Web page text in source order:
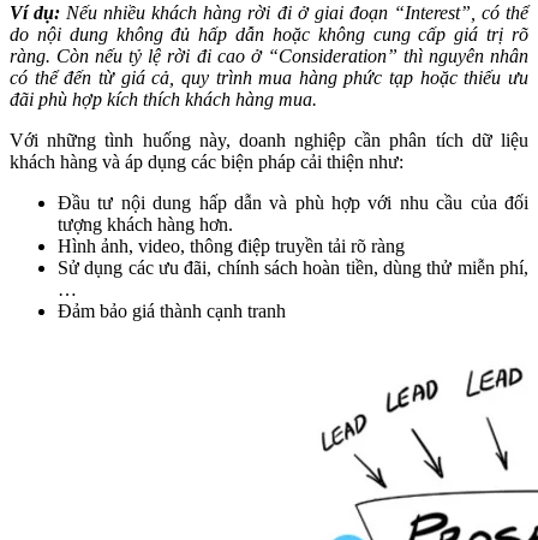
Ví dụ: Nếu nhiều khách hàng rời đi ở giai đoạn “Interest”, có thể
do nội dung không đủ hấp dẫn hoặc không cung cấp giá trị rõ
ràng. Còn nếu tỷ lệ rời đi cao ở “Consideration” thì nguyên nhân
có thể đến từ giá cả, quy trình mua hàng phức tạp hoặc thiếu ưu
đãi phù hợp kích thích khách hàng mua.
Với những tình huống này, doanh nghiệp cần phân tích dữ liệu
khách hàng và áp dụng các biện pháp cải thiện như:
Đầu tư nội dung hấp dẫn và phù hợp với nhu cầu của đối
tượng khách hàng hơn.
Hình ảnh, video, thông điệp truyền tải rõ ràng
Sử dụng các ưu đãi, chính sách hoàn tiền, dùng thử miễn phí,
…
Đảm bảo giá thành cạnh tranh